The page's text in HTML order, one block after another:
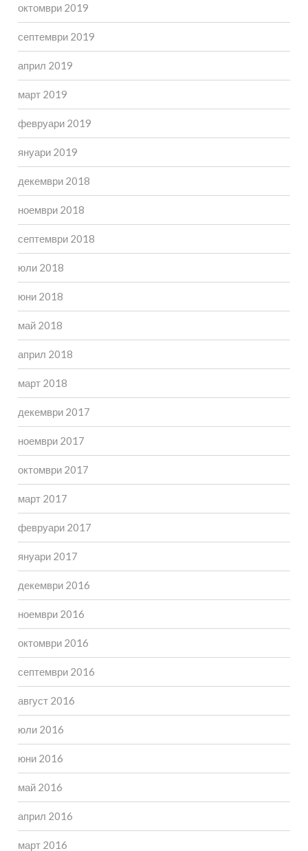
октомври 2019
септември 2019
април 2019
март 2019
февруари 2019
януари 2019
декември 2018
ноември 2018
септември 2018
юли 2018
юни 2018
май 2018
април 2018
март 2018
декември 2017
ноември 2017
октомври 2017
март 2017
февруари 2017
януари 2017
декември 2016
ноември 2016
октомври 2016
септември 2016
август 2016
юли 2016
юни 2016
май 2016
април 2016
март 2016